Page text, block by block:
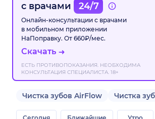
с врачами
24/7
Онлайн-консультации с врачами
в мобильном приложении
НаПоправку. От 660₽/мес.
Скачать
ЕСТЬ ПРОТИВОПОКАЗАНИЯ. НЕОБХОДИМА
КОНСУЛЬТАЦИЯ СПЕЦИАЛИСТА. 18+
Чистка зубов AirFlow Чистка